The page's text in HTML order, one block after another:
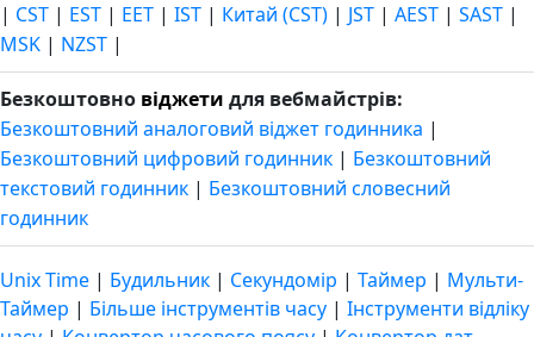
| CST | EST | EET | IST | Китай (CST) | JST | AEST | SAST |
MSK | NZST |
Безкоштовно віджети для вебмайстрів:
Безкоштовний аналоговий віджет годинника |
Безкоштовний цифровий годинник | Безкоштовний
текстовий годинник | Безкоштовний словесний
годинник
Unix Time | Будильник | Секундомір | Таймер | Мульти-
Таймер | Більше інструментів часу | Інструменти відліку